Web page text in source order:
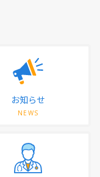
お知らせ
NEWS